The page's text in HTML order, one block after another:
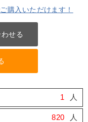
購入いただけます！
せる
1 人
820 人